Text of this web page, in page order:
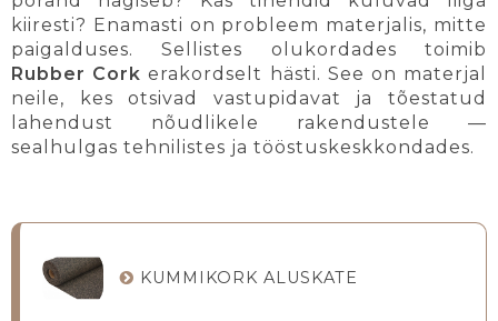
kiiresti? Enamasti on probleem materjalis, mitte
paigalduses. Sellistes olukordades toimib
Rubber Cork erakordselt hästi. See on materjal
neile, kes otsivad vastupidavat ja tõestatud
lahendust nõudlikele rakendustele —
sealhulgas tehnilistes ja tööstuskeskkondades.
KUMMIKORK ALUSKATE